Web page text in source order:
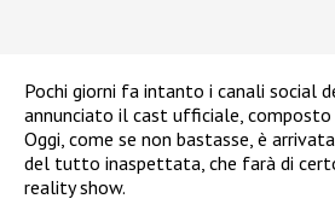
Pochi giorni fa intanto i canali social
annunciato il cast ufficiale, composto
Oggi, come se non bastasse, è
del tutto inaspettata, che farà di
reality show.